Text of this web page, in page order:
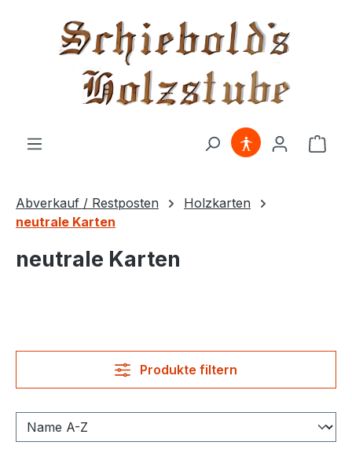
springen
Abverkauf / Restposten
Holzkarten
neutrale Karten
neutrale Karten
Produkte filtern